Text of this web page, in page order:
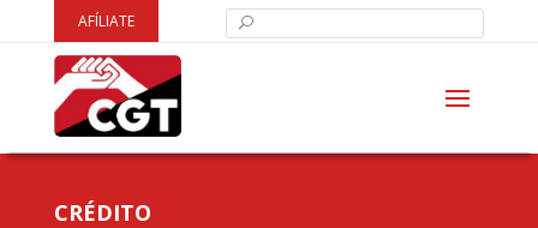
AFÍLIATE
CRÉDITO